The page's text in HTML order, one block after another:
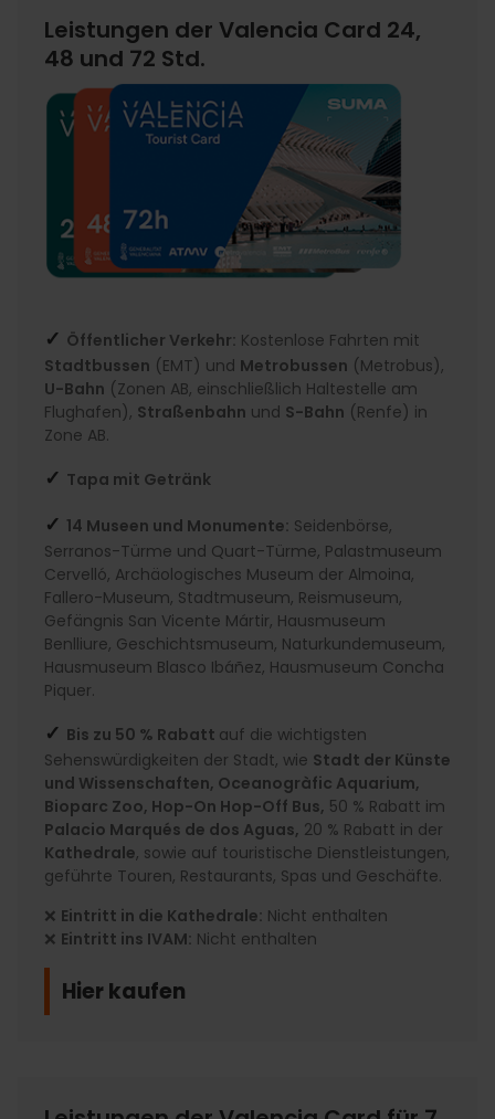
Leistungen der Valencia Card 24,
48 und 72 Std.
✓ Öffentlicher Verkehr: Kostenlose Fahrten mit
Stadtbussen (EMT) und Metrobussen (Metrobus),
U-Bahn (Zonen AB, einschließlich Haltestelle am
Flughafen), Straßenbahn und S-Bahn (Renfe) in
Zone AB.
✓ Tapa mit Getränk
✓ 14 Museen und Monumente: Seidenbörse,
Serranos-Türme und Quart-Türme, Palastmuseum
Cervelló, Archäologisches Museum der Almoina,
Fallero-Museum, Stadtmuseum, Reismuseum,
Gefängnis San Vicente Mártir, Hausmuseum
Benlliure, Geschichtsmuseum, Naturkundemuseum,
Hausmuseum Blasco Ibáñez, Hausmuseum Concha
Piquer.
✓ Bis zu 50 % Rabatt auf die wichtigsten
Sehenswürdigkeiten der Stadt, wie Stadt der Künste
und Wissenschaften, Oceanogràfic Aquarium,
Bioparc Zoo, Hop-On Hop-Off Bus, 50 % Rabatt im
Palacio Marqués de dos Aguas, 20 % Rabatt in der
Kathedrale, sowie auf touristische Dienstleistungen,
geführte Touren, Restaurants, Spas und Geschäfte.
❌ Eintritt in die Kathedrale: Nicht enthalten
❌ Eintritt ins IVAM: Nicht enthalten
Hier kaufen